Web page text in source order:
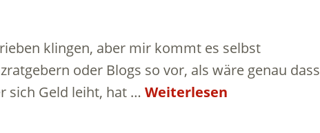
klingen, aber mir kommt es selbst
oder Blogs so vor, als wäre genau dass
sich Geld leiht, hat … Weiterlesen